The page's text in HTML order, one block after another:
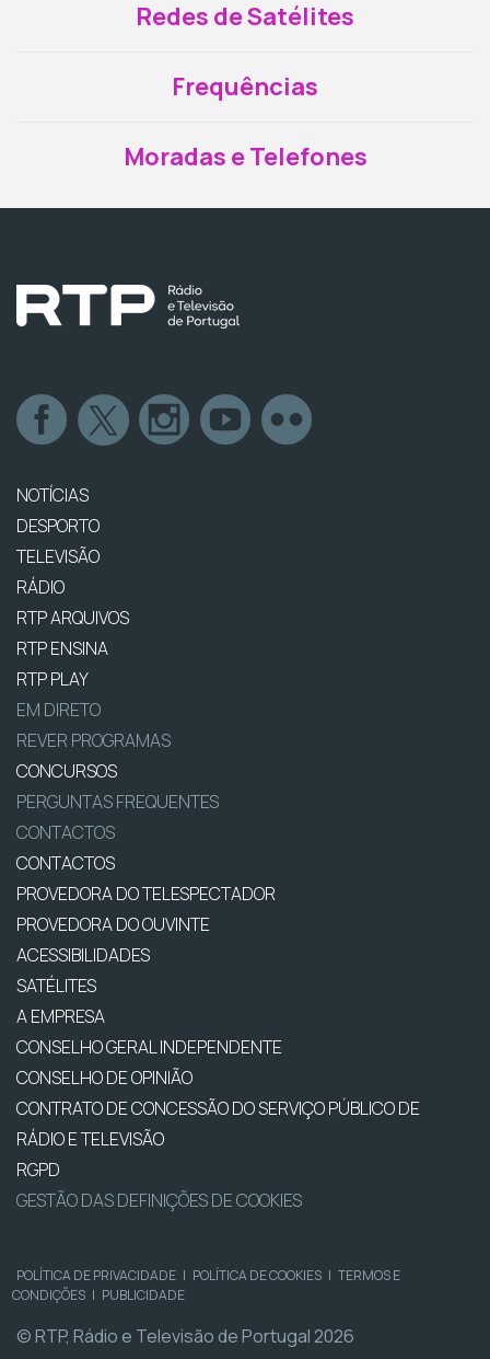
Redes de Satélites
Frequências
Moradas e Telefones
NOTÍCIAS
DESPORTO
TELEVISÃO
RÁDIO
RTP ARQUIVOS
RTP ENSINA
RTP PLAY
EM DIRETO
REVER PROGRAMAS
CONCURSOS
PERGUNTAS FREQUENTES
CONTACTOS
CONTACTOS
PROVEDORA DO TELESPECTADOR
PROVEDORA DO OUVINTE
ACESSIBILIDADES
SATÉLITES
A EMPRESA
CONSELHO GERAL INDEPENDENTE
CONSELHO DE OPINIÃO
CONTRATO DE CONCESSÃO DO SERVIÇO PÚBLICO DE
RÁDIO E TELEVISÃO
RGPD
GESTÃO DAS DEFINIÇÕES DE COOKIES
POLÍTICA DE PRIVACIDADE | POLÍTICA DE COOKIES | TERMOS E
CONDIÇÕES | PUBLICIDADE
© RTP, Rádio e Televisão de Portugal 2026